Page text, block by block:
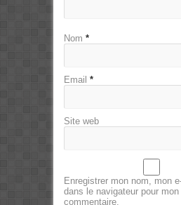
Nom *
Email *
Site web
Enregistrer mon nom, mon
dans le navigateur pour mon
commentaire.